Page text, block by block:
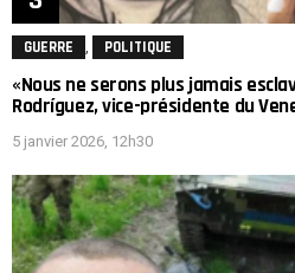
GUERRE POLITIQUE
«Nous ne serons plus jamais
Rodríguez, vice-présidente du
5 janvier 2026, 12h30